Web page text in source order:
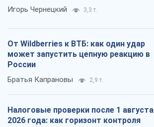
Игорь Чернецкий 3,3 т.
От Wildberries к ВТБ: как один удар
может запустить цепную реакцию в
России
Братья Капрановы 2,9 т.
Налоговые проверки после 1 августа
2026 года: как горизонт контроля